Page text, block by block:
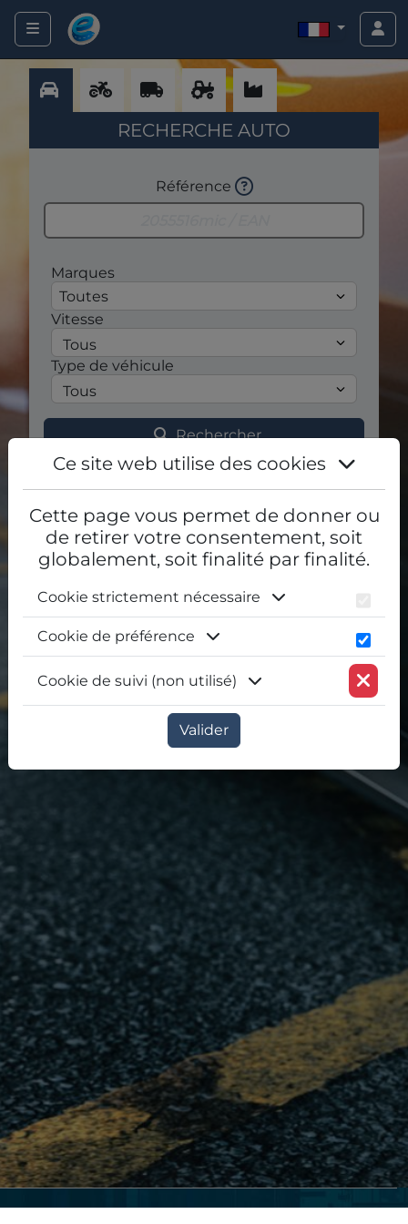
RECHERCHE AUTO
Référence
Marques
Toutes
Vitesse
Type de véhicule
Rechercher
Qui sommes-nous ?
Ce site web utilise des cookies
Cette page vous permet de donner ou
de retirer votre consentement, soit
globalement, soit finalité par finalité.
Cookie strictement nécessaire
Cookie de préférence
Cookie de suivi (non utilisé)
Valider